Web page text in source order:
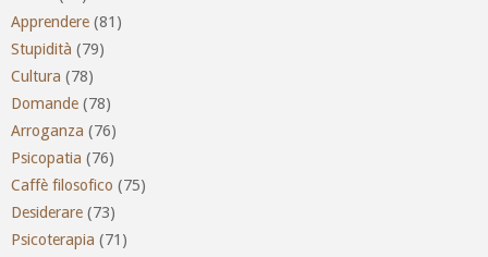
Apprendere (81)
Stupidità (79)
Cultura (78)
Domande (78)
Arroganza (76)
Psicopatia (76)
Caffè filosofico (75)
Desiderare (73)
Psicoterapia (71)